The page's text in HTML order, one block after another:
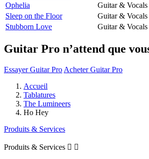
Ophelia
Guitar & Vocals
Sleep on the Floor
Guitar & Vocals
Stubborn Love
Guitar & Vocals
Guitar Pro n’attend que
Essayer Guitar Pro Acheter Guitar Pro
Accueil
Tablatures
The Lumineers
Ho Hey
Produits & Services
Produits & Services  